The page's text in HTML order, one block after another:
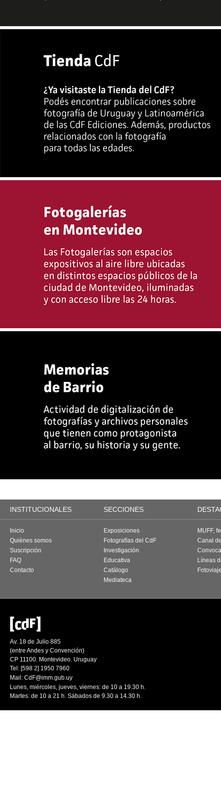
INSTITUCIONALES SECCIONES
Inicio
Quiénes somos
Suscripción
FAQ
Contacto
Exposiciones
Fotografías del CdF
Investigación
Educativa
Catálogo
Mediateca
MUFF,
Canal
Líneas
Av. 18 de Julio 885
(entre Andes y Convención)
CP 11100. Montevideo. Uruguay
Tel: [598 2] 1950 7960
Mail: CdF@imm.gub.uy
Lunes, miércoles, jueves, viernes: de 10 a 19.30 h.
Martes: de 10 a 21 h. Sábados de 9.30 a 14.30 h.